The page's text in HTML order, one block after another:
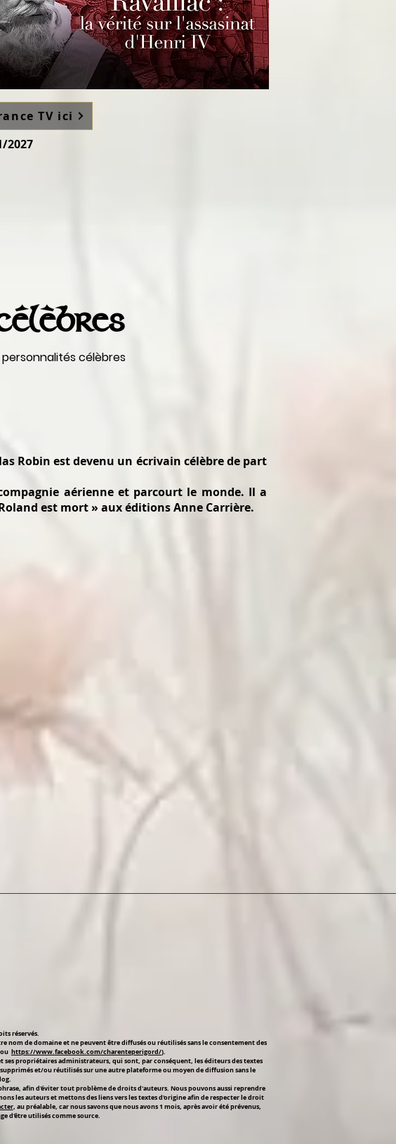
TV ici
2027
célèbres
Robin est devenu un écrivain célèbre de part
aérienne et parcourt le monde. Il a
est mort » aux éditions Anne Carrière.
réservés.
nom de domaine et ne peuvent être diffusés ou réutilisés sans le consentement des
ou https://www.facebook.com/charenteperigord/).
ses propriétaires administrateurs, qui sont, par conséquent, les éditeurs des textes
et/ou réutilisés sur une autre plateforme ou moyen de diffusion sans le
afin d'éviter tout problème de droits d'auteurs. Nous pouvons aussi reprendre
les auteurs et mettons des liens vers les textes d'origine afin de respecter le droit
, au préalable, car nous savons que nous avons 1 mois, après avoir été prévenus,
d'être utilisés comme source.